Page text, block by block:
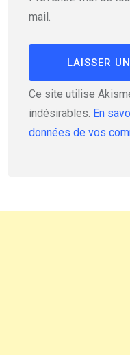
mail.
Ce site utilise
indésirables. En
données de vos